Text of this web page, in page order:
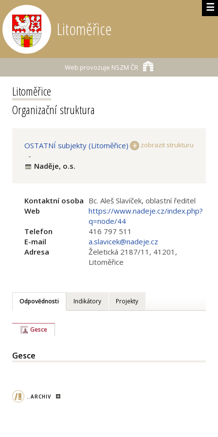
☰
Litoměřice
Web provozuje NSZM ČR
Litoměřice
Organizační struktura
zobrazit strukturu
OSTATNÍ subjekty (Litoměřice)
-
Naděje, o.s.
Kontaktní osoba Bc. Aleš Slavíček, oblastní ředitel
Web
https://www.nadeje.cz/index.php?
q=node/44
Telefon
416 797 511
E-mail
a.slavicek@nadeje.cz
Adresa
Želetická 2187/11, 41201,
Litoměřice
Odpovědnosti Indikátory Projekty
Gesce
Gesce
..ARCHIV